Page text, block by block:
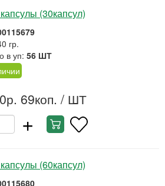
(30капсул)
гр.
в уп: 56 ШТ
69коп. / ШТ
+
(60капсул)